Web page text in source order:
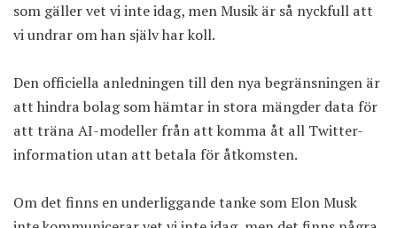
som gäller vet vi inte idag, men Musik är så nyckfull att
vi undrar om han själv har koll.
Den officiella anledningen till den nya begränsningen är
att hindra bolag som hämtar in stora mängder data för
att träna AI-modeller från att komma åt all Twitter-
information utan att betala för åtkomsten.
Om det finns en underliggande tanke som Elon Musk